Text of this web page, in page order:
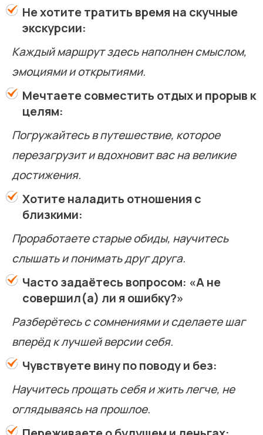
Не хотите тратить время на скучные
экскурсии:
Каждый маршрут здесь наполнен смыслом,
эмоциями и открытиями.
Мечтаете совместить отдых и прорыв к
целям:
Погружайтесь в путешествие, которое
перезагрузит и вдохновит вас на великие
достижения.
Хотите наладить отношения с
близкими:
Проработаете старые обиды, научитесь
слышать и понимать друг друга.
Часто задаётесь вопросом: «А не
совершил(а) ли я ошибку?»
Разберётесь с сомнениями и сделаете шаг
вперёд к лучшей версии себя.
Чувствуете вину по поводу и без:
Научитесь прощать себя и жить легче, не
оглядываясь на прошлое.